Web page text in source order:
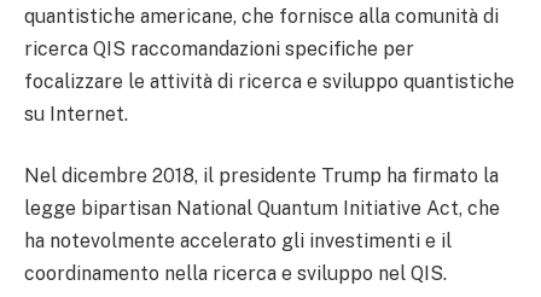
quantistiche americane, che fornisce alla comunità di
ricerca QIS raccomandazioni specifiche per
focalizzare le attività di ricerca e sviluppo quantistiche
su Internet.
Nel dicembre 2018, il presidente Trump ha firmato la
legge bipartisan National Quantum Initiative Act, che
ha notevolmente accelerato gli investimenti e il
coordinamento nella ricerca e sviluppo nel QIS.